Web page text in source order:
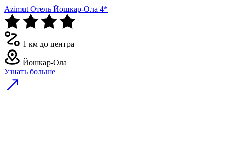
Azimut Отель Йошкар-Ола 4*
1 км до центра
Йошкар-Ола
Узнать больше